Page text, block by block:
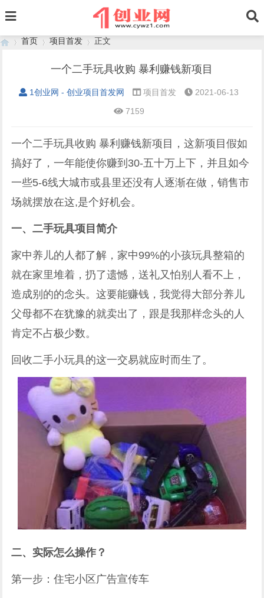
首页
›
项目首发
›
正文
一个二手玩具收购 暴利赚钱新项目
1创业网 - 创业项目首发网 项目首发
2021-06-13
7159
一个二手玩具收购 暴利赚钱新项目，这新项目假如
搞好了，一年能使你赚到30-五十万上下，并且如今
一些5-6线大城市或县里还没有人逐渐在做，销售市
场就摆放在这,是个好机会。
一、二手玩具项目简介
家中养儿的人都了解，家中99%的小孩玩具整箱的
就在家里堆着，扔了遗憾，送礼又怕别人看不上，
造成别的的念头。这要能赚钱，我觉得大部分养儿
父母都不在犹豫的就卖出了，跟是我那样念头的人
肯定不占极少数。
回收二手小玩具的这一交易就应时而生了。
二、实际怎么操作？
第一步：住宅小区广告宣传车